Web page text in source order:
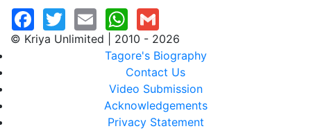
© Kriya Unlimited | 2010 - 2026
Tagore's Biography
Contact Us
Video Submission
Acknowledgements
Privacy Statement